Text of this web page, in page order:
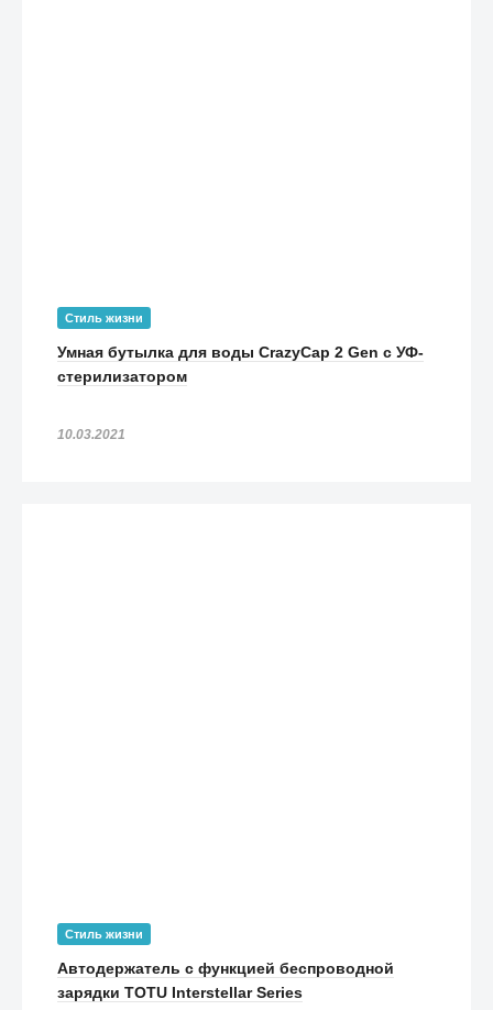
Стиль жизни
Умная бутылка для воды CrazyCap 2 Gen с УФ-
стерилизатором
10.03.2021
Стиль жизни
Автодержатель с функцией беспроводной
зарядки TOTU Interstellar Series